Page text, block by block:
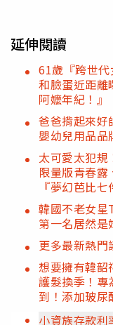
延伸閱讀
61歲『跨世
和臉蛋近距離
阿嬤年紀！』
爸爸揹起來好
嬰幼兒用品
太可愛太犯規
限量版青春
『夢幻芭比七
韓國不老女星
第一名居然是
更多最新熱門
想要擁有韓韶
護髮換季！專
到！添加玻尿
小資族存款